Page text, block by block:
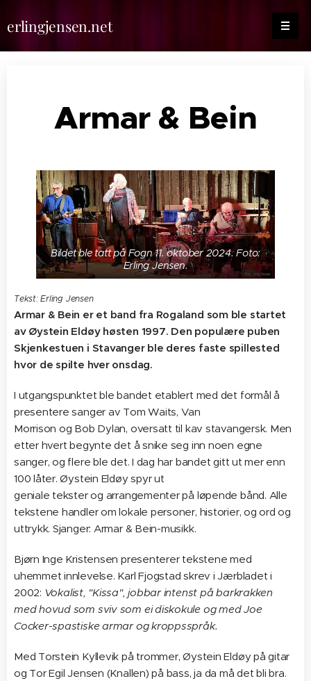
erlingjensen.net
Armar & Bein
Bildet ble tatt på Fogn 11. oktober 2024. Foto:
Erling Jensen.
Tekst: Erling Jensen
Armar & Bein er et band fra Rogaland som ble startet
av Øystein Eldøy høsten 1997. Den populære puben
Skjenkestuen i Stavanger ble deres faste spillested
hvor de spilte hver onsdag.
I utgangspunktet ble bandet etablert med det formål å
presentere sanger av Tom Waits, Van
Morrison og Bob Dylan, oversatt til kav stavangersk. Men
etter hvert begynte det å snike seg inn noen egne
sanger, og flere ble det. I dag har bandet gitt ut mer enn
100 låter. Øystein Eldøy spyr ut
geniale tekster og arrangementer på løpende bånd. Alle
tekstene handler om lokale personer, historier, og ord og
uttrykk. Sjanger: Armar & Bein-musikk.
Bjørn Inge Kristensen presenterer tekstene med
uhemmet innlevelse. Karl Fjogstad skrev i Jærbladet i
2002: Vokalist, "Kissa", jobbar intenst på barkrakken
med hovud som sviv som ei diskokule og med Joe
Cocker-spastiske armar og kroppsspråk.
Med Torstein Kyllevik på trommer, Øystein Eldøy på gitar
og Tor Egil Jensen (Knallen) på bass, ja da må det bli bra.